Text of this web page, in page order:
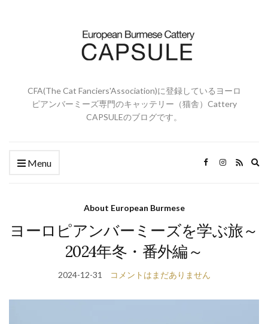
CFA(The Cat Fanciers'Association)に登録しているヨーロ
ピアンバーミーズ専門のキャッテリー（猫舎）Cattery
CAPSULEのブログです。
Menu
About European Burmese
ヨーロピアンバーミーズを学ぶ旅～
2024年冬・番外編～
2024-12-31 コメントはまだありません